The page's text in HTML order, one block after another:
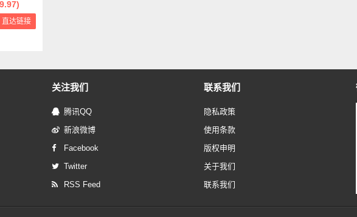
直达链接
关注我们
腾讯QQ
新浪微博
Facebook
Twitter
RSS Feed
联系我们
隐私政策
使用条款
版权申明
关于我们
联系我们